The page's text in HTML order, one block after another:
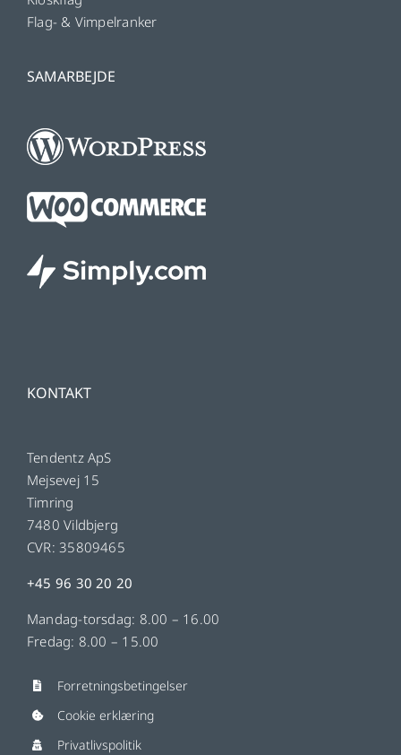
Flag- & Vimpelranker
SAMARBEJDE
KONTAKT
Tendentz ApS
Mejsevej 15
Timring
7480 Vildbjerg
CVR: 35809465
+45 96 30 20 20
Mandag-torsdag: 8.00 – 16.00
Fredag: 8.00 – 15.00
Forretningsbetingelser
Cookie erklæring
Privatlivspolitik